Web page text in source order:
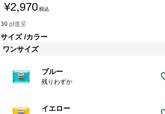
¥2,970税込
30 pt進呈
サイズ カラー
ワンサイズ
ブルー
残りわずか
イエロー